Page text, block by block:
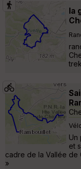
la
Un
et
cadre de la Vallée de
»